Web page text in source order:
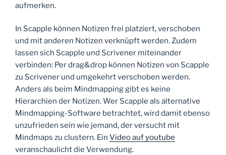
aufmerken.
In Scapple können Notizen frei platziert, verschoben
und mit anderen Notizen verknüpft werden. Zudem
lassen sich Scapple und Scrivener miteinander
verbinden: Per drag&drop können Notizen von Scapple
zu Scrivener und umgekehrt verschoben werden.
Anders als beim Mindmapping gibt es keine
Hierarchien der Notizen. Wer Scapple als alternative
Mindmapping-Software betrachtet, wird damit ebenso
unzufrieden sein wie jemand, der versucht mit
Mindmaps zu clustern. Ein Video auf youtube
veranschaulicht die Verwendung.